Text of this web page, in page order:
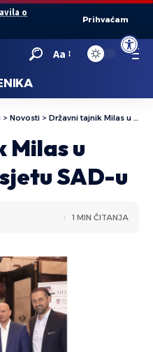
Open
o
Prihvaćam
Aa
> Novosti > Državni tajnik Milas u službenom posjetu SAD-u
Milas u
SAD-u
1 MIN ČITANJA